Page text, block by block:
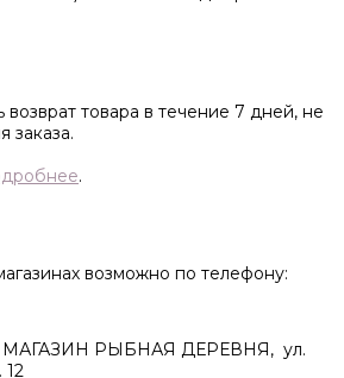
товара в течение 7 дней, не
заказа.
.
возможно по телефону:
РЫБНАЯ ДЕРЕВНЯ, ул.
12